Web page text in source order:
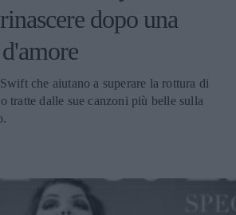
dopo una
che aiutano a superare la rottura di
tratte dalle sue canzoni più belle sulla